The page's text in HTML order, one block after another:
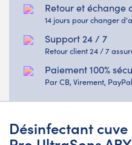
Retour et échange
14 jours pour changer
Support 24 / 7
Retour client 24 / 7
Paiement 100%
Par CB, Virement,
Désinfectant